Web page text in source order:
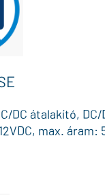
DC átalakító, DC/
max. áram: